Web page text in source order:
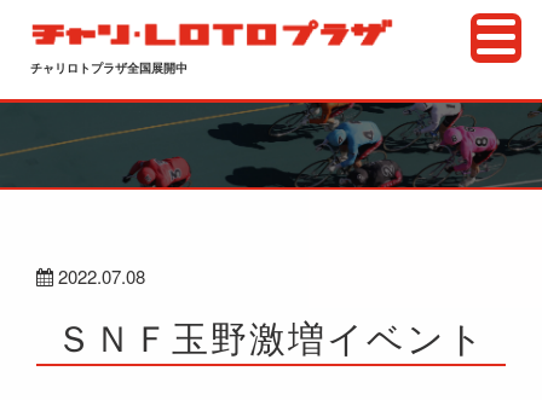
チャリロトプラザ全国展開中
2022.07.08
ＳＮＦ玉野激増イベント